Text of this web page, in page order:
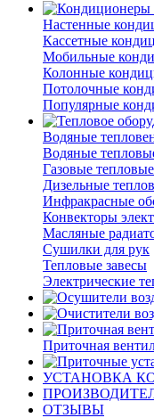
Настенные
Кассетные
Мобильные
Колонные
Потолочные
Популярные
Водяные
Водяные
Газовые
Дизельные
Инфракрасные
Конвекторы
Масляные
Сушилки для рук
Тепловые завесы
Электрические
Приточная
УСТАНОВКА
ОТЗЫВЫ